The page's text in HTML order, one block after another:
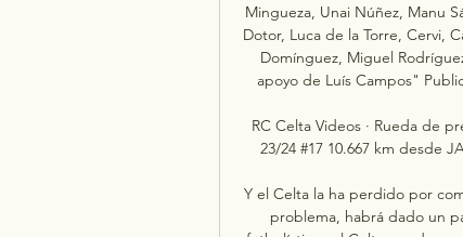
Mingueza, Unai Núñez, Manu
Dotor, Luca de la Torre, Cervi,
Domínguez, Miguel
apoyo de Luís Campos"
RC Celta Videos · Rueda de
23/24 #17 10.667 km desde
Y el Celta la ha perdido por
problema, habrá dado un